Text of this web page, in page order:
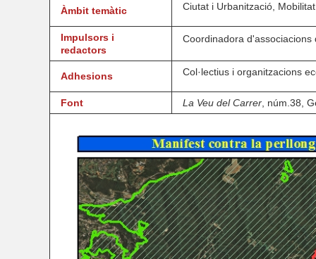
Àmbit temàtic Ciutat i Urbanització, Mobilitat
Impulsors i
redactors
Coordinadora
Adhesions Col·lectius i organitzacions
Font La Veu del Carrer , núm.38,